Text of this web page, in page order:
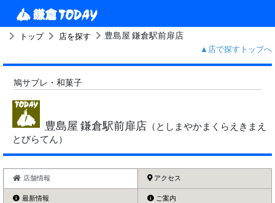
トップ 店を探す 豊島屋 鎌倉駅前扉店
▲店で探すトップへ
鳩サブレ・和菓子
豊島屋 鎌倉駅前扉店 （としまやかまくらえきまえ
とびらてん）
店舗情報 アクセス
最新情報 ご案内